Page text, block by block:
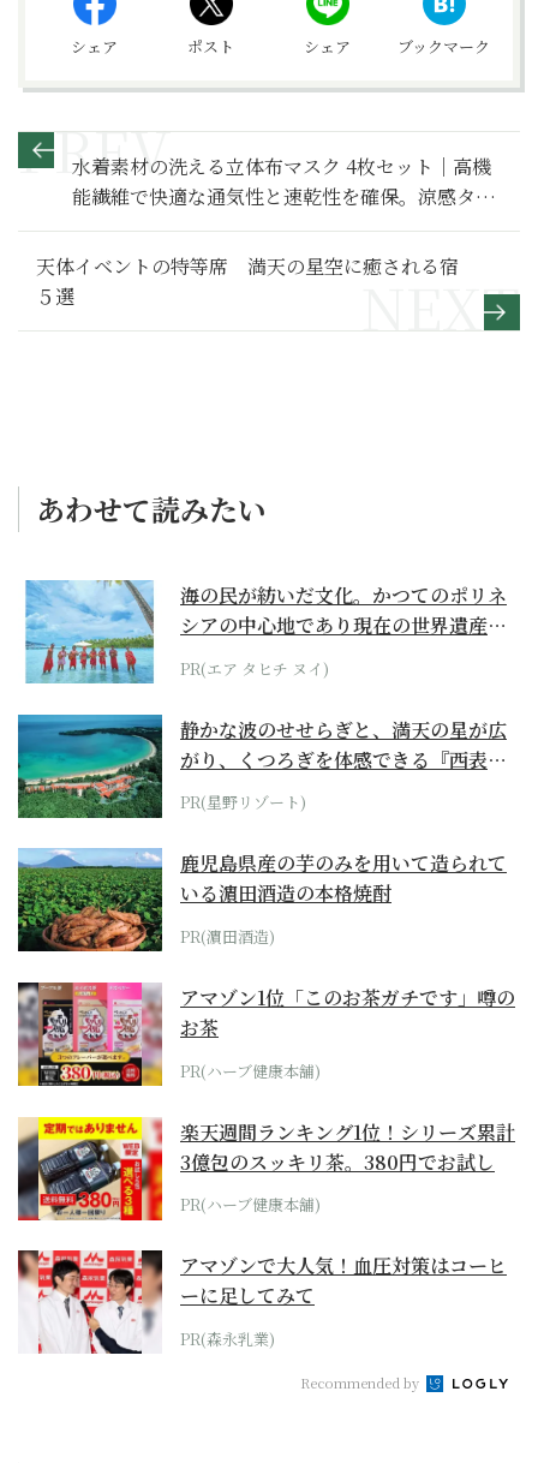
シェア ポスト シェア ブックマーク
水着素材の洗える立体布マスク 4枚セット｜高機
能繊維で快適な通気性と速乾性を確保。涼感タッ
チの「夏マスク」
天体イベントの特等席 満天の星空に癒される宿
５選
あわせて読みたい
海の民が紡いだ文化。かつてのポリネ
シアの中心地であり現在の世界遺産か
らみえてくる...
PR(エア タヒチ ヌイ)
静かな波のせせらぎと、満天の星が広
がり、くつろぎを体感できる『西表島
ホテル by...
PR(星野リゾート)
鹿児島県産の芋のみを用いて造られて
いる濵田酒造の本格焼酎
PR(濵田酒造)
アマゾン1位「このお茶ガチです」噂の
お茶
PR(ハーブ健康本舗)
楽天週間ランキング1位！シリーズ累計
3億包のスッキリ茶。380円でお試し
PR(ハーブ健康本舗)
アマゾンで大人気！血圧対策はコーヒ
ーに足してみて
PR(森永乳業)
Recommended by